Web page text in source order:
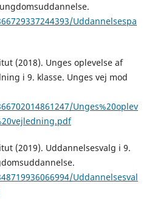
Uddannelsespa
(2018). Unges oplevelse af
i 9. klasse. Unges vej mod
Unges%20oplev
(2019). Uddannelsesvalg i 9.
Uddannelsesval